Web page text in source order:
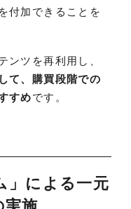
付加できることを
ンツを再利用し、
て、購買段階での
すめです。
」による一元